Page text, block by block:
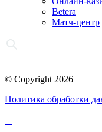
Betera
Матч-центр
© Copyright 2026
Политика обработки